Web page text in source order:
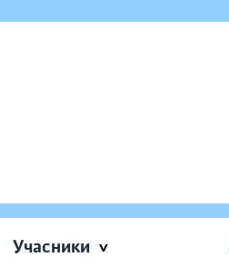
Учасники